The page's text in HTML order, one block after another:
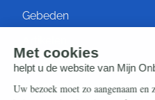
Gebeden
Steun ons